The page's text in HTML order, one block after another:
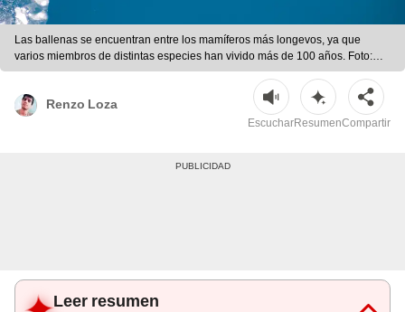
Las ballenas se encuentran entre los mamíferos más longevos, ya que
varios miembros de distintas especies han vivido más de 100 años. Foto:
Wikimedia
Renzo Loza
EscucharResumenCompartir
Leer resumen